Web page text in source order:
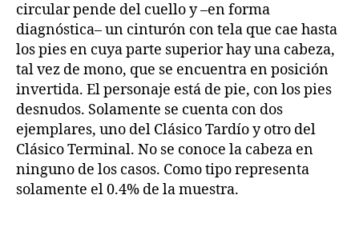
circular pende del cuello y –en forma
diagnóstica– un cinturón con tela que cae hasta
los pies en cuya parte superior hay una cabeza,
tal vez de mono, que se encuentra en posición
invertida. El personaje está de pie, con los pies
desnudos. Solamente se cuenta con dos
ejemplares, uno del Clásico Tardío y otro del
Clásico Terminal. No se conoce la cabeza en
ninguno de los casos. Como tipo representa
solamente el 0.4% de la muestra.